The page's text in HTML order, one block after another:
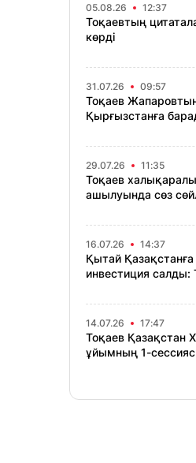
05.08.26 12:37
Тоқаевтың
көрді
31.07.26 09:57
Тоқаев
Қырғызстанға
29.07.26 11:35
Тоқаев
ашылуында сөз
16.07.26 14:37
Қытай
инвестиция салды:
14.07.26 17:47
Тоқаев Қазақстан
ұйымның 1-